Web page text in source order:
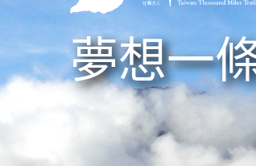
夢想一